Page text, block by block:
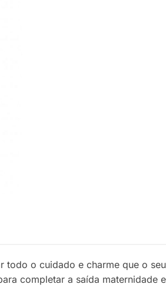
o cuidado e charme que o
completar a saída maternidade